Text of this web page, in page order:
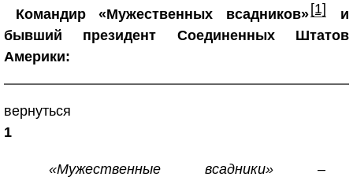
Командир «Мужественных всадников» [1]
и
бывший президент Соединенных Штатов
Америки:
вернуться
1
«Мужественные всадники» –